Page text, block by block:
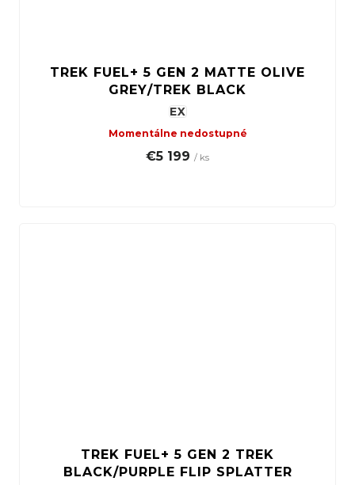
TREK FUEL+ 5 GEN 2 MATTE OLIVE
GREY/TREK BLACK
EX
Momentálne nedostupné
€5 199 / ks
TREK FUEL+ 5 GEN 2 TREK
BLACK/PURPLE FLIP SPLATTER